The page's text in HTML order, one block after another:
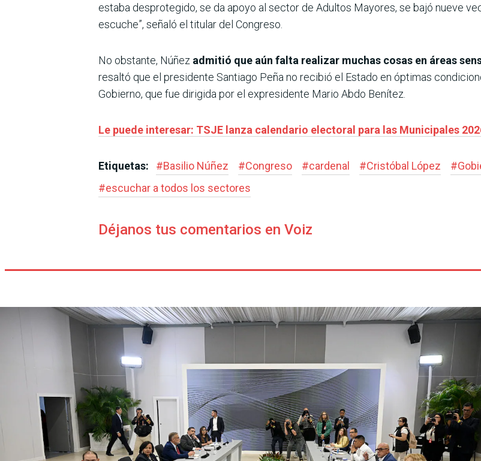
estaba desprotegido, se da apoyo al sector de Adultos Mayores, se bajó nueve
escuche”, señaló el titular del Congreso.
No obstante, Núñez admitió que aún falta realizar muchas cosas en áreas
resaltó que el presidente Santiago Peña no recibió el Estado en óptimas
Gobierno, que fue dirigida por el expresidente Mario Abdo Benítez.
Le puede interesar: TSJE lanza calendario electoral para las Municipales
Etiquetas: #Basilio Núñez #Congreso #cardenal #Cristóbal López #
#escuchar a todos los sectores
Déjanos tus comentarios en Voiz